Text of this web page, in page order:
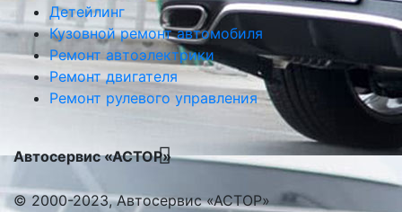
Детейлинг
Кузовной ремонт автомобиля
Ремонт автоэлектрики
Ремонт двигателя
Ремонт рулевого управления
Автосервис «АСТОР»
© 2000-2023, Автосервис «АСТОР»